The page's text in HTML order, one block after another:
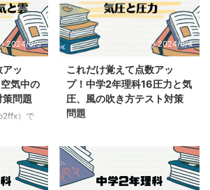
て電気が
てテスト
電気が
組みを覚
静電気
におこ
った実験
よ 2本の
ーパーを
ずと言っていいほど出題されるて
湿度の求め方や気温と温度の関係
を理解してテスト対策していこう
ここでは言葉覚えたら得点になる
のでしっかり前線の名前などを覚
えていこう 気団と前線 気団→気
温や湿度がほぼ一様な空気の大き
なかたまり。あたたかい気団を暖
気団冷たい気団を寒気団というよ
団 ...
2024/6/5
アッ
気中の
問題
）で
2年理科
方テスト
分野は
2024/6/4
これだけ覚えて点数アッ
プ！中学2年理科16圧力と気
圧、風の吹き方テスト対策
問題
す 圧力と気圧のしくみ 前回の記
事はこちらこれだけ覚えて点数ア
ップ！中学2年理科15気象の観測
と記号テスト対策問題 圧力に関